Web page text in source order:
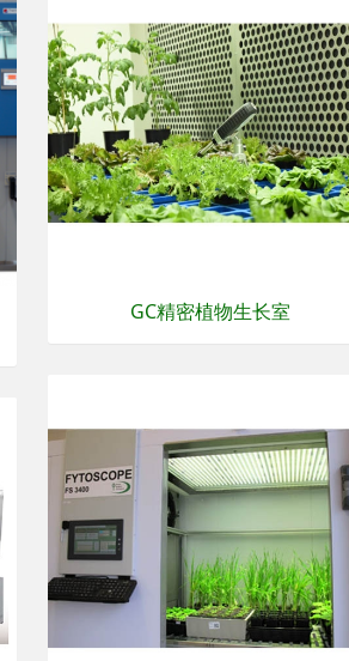
GC精密植物生长室